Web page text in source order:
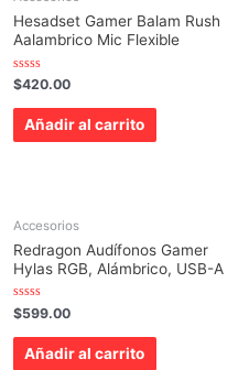
Hesadset Gamer Balam Rush
Aalambrico Mic Flexible
Valorado
con
0
$420.00
Añadir al carrito
Accesorios
Redragon Audífonos Gamer
Hylas RGB, Alámbrico, USB-A
Valorado
con
0
$599.00
Añadir al carrito